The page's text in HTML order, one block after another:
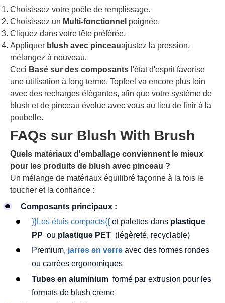
Choisissez votre poêle de remplissage.
Choisissez un Multi-fonctionnel poignée.
Cliquez dans votre tête préférée.
Appliquer blush avec pinceauajustez la pression,
mélangez à nouveau.
Ceci Basé sur des composants l'état d'esprit favorise
une utilisation à long terme. Topfeel va encore plus loin
avec des recharges élégantes, afin que votre système de
blush et de pinceau évolue avec vous au lieu de finir à la
poubelle.
FAQs sur Blush With Brush
Quels matériaux d'emballage conviennent le mieux
pour les produits de blush avec pinceau ?
Un mélange de matériaux équilibré façonne à la fois le
toucher et la confiance :
Composants principaux :
}}Les étuis compacts{{ et palettes dans plastique
PP ou plastique PET (légèreté, recyclable)
Premium, jarres en verre avec des formes rondes
ou carrées ergonomiques
Tubes en aluminium formé par extrusion pour les
formats de blush crème